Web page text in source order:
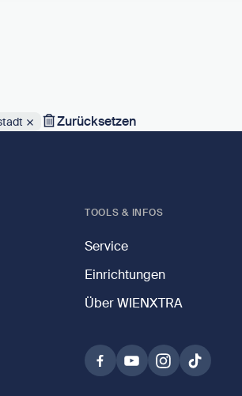
Zurücksetzen
TOOLS & INFOS
Service
Einrichtungen
Über WIENXTRA